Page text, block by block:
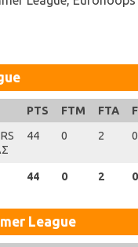
PTS FTM FTA
44 0 2
44 0 2
League